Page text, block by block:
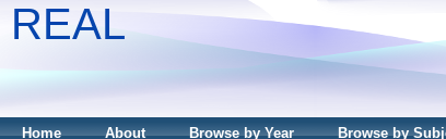
REAL
Home About Browse by Year Browse by